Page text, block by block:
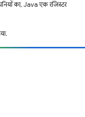
का, Java एक रजिस्टर